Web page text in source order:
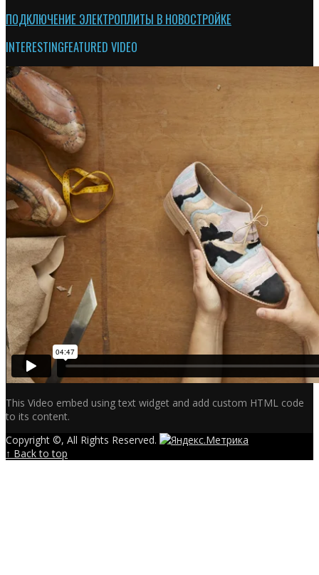
ПОДКЛЮЧЕНИЕ ЭЛЕКТРОПЛИТЫ В НОВОСТРОЙКЕ
INTERESTINGFEATURED VIDEO
This Video embed using text widget and add custom HTML code
to its content.
Copyright ©, All Rights Reserved.
↑ Back to top